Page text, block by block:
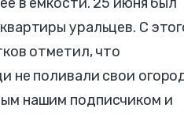
в емкости. 25 июня был
уральцев. С
отметил, что
не поливали свои
нашим подписчиком и